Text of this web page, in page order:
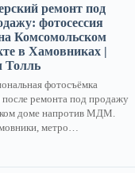
ремонт под
фотосессия
Комсомольском
в Хамовниках |
Толль
фотосъёмка
ремонта под продажу
доме напротив МДМ.
метро…